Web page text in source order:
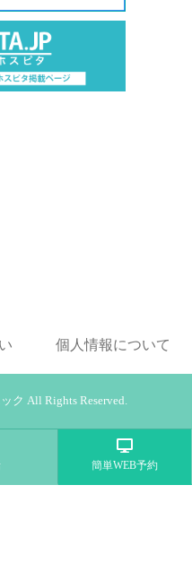
個人情報について
ク All Rights Reserved.
簡単WEB予約